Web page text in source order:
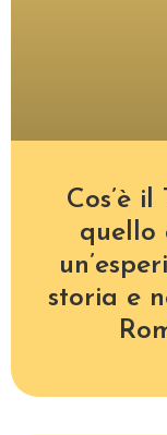
Cos’è
quello
storia e